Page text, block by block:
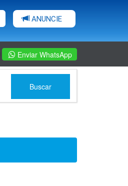
ANUNCIE
Enviar WhatsApp
Buscar